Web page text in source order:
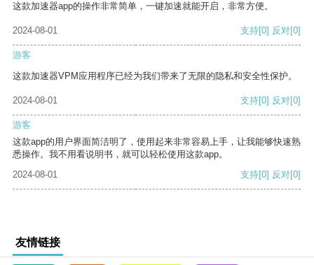
这款加速器app的操作非常简单，一键加速就能开启，非常方便。
2024-08-01 支持[0] 反对[0]
游客
这款加速器VPM应用程序已经为我们带来了无限的隐私和安全性保护。
2024-08-01 支持[0] 反对[0]
游客
这款app的用户界面简洁明了，使用起来非常容易上手，让我能够快速熟
悉操作。我不用看说明书，就可以轻松使用这款app。
2024-08-01
支持[0] 反对[0]
友情链接